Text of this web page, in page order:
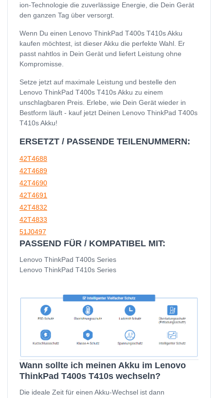
ion-Technologie die zuverlässige Energie, die Dein Gerät
den ganzen Tag über versorgt.
Wenn Du einen Lenovo ThinkPad T400s T410s Akku
kaufen möchtest, ist dieser Akku die perfekte Wahl. Er
passt nahtlos in Dein Gerät und liefert Leistung ohne
Kompromisse.
Setze jetzt auf maximale Leistung und bestelle den
Lenovo ThinkPad T400s T410s Akku zu einem
unschlagbaren Preis. Erlebe, wie Dein Gerät wieder in
Bestform läuft - kauf jetzt Deinen Lenovo ThinkPad T400s
T410s Akku!
ERSETZT / PASSENDE TEILENUMMERN:
42T4688
42T4689
42T4690
42T4691
42T4832
42T4833
51J0497
PASSEND FÜR / KOMPATIBEL MIT:
Lenovo ThinkPad T400s Series
Lenovo ThinkPad T410s Series
Wann sollte ich meinen Akku im Lenovo
ThinkPad T400s T410s wechseln?
Die ideale Zeit für einen Akku-Wechsel ist dann